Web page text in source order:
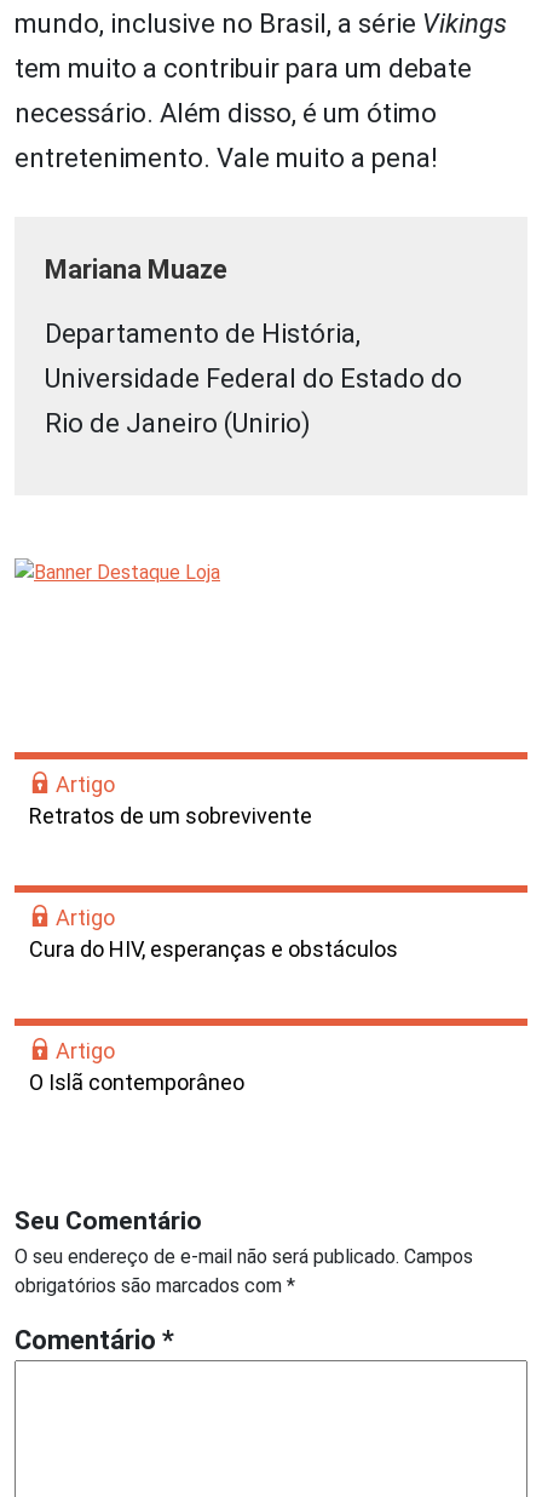
mundo, inclusive no Brasil, a série Vikings
tem muito a contribuir para um debate
necessário. Além disso, é um ótimo
entretenimento. Vale muito a pena!
Mariana Muaze
Departamento de História,
Universidade Federal do Estado do
Rio de Janeiro (Unirio)
Artigo
Retratos de um sobrevivente
Artigo
Cura do HIV, esperanças e obstáculos
Artigo
O Islã contemporâneo
Seu Comentário
O seu endereço de e-mail não será publicado. Campos
obrigatórios são marcados com *
Comentário *